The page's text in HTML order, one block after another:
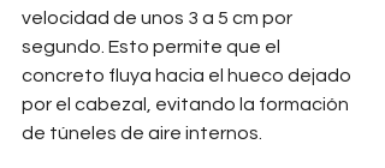
velocidad de unos 3 a 5 cm por
segundo. Esto permite que el
concreto fluya hacia el hueco dejado
por el cabezal, evitando la formación
de túneles de aire internos.